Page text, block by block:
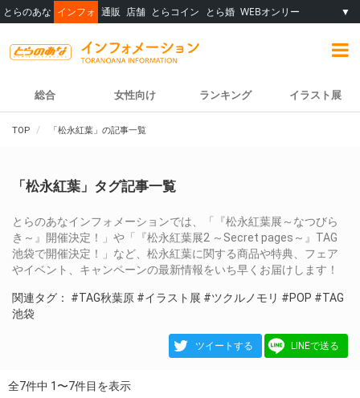
とらのあな インフォ 通販 店舗 とらコイン とら婚 WEBオンリー ▼
総合 女性向け ランキング イラスト展
TOP 「松永紅葉」の記事一覧
「松永紅葉」タグ記事一覧
とらのあなインフォメーションでは、「『松永紅葉展～なつびら
き～』開催決定！」や「『松永紅葉展2 ～Secret pages～』TAG
池袋で開催決定！」など、松永紅葉に関する商品や特典、フェア
やイベント、キャンペーンの最新情報をいち早くお届けします！
関連タグ： #TAG秋葉原 #イラスト展 #ツクルノモリ #POP #TAG
池袋
ツイートする LINEで送る
全7件中 1〜7件目を表示